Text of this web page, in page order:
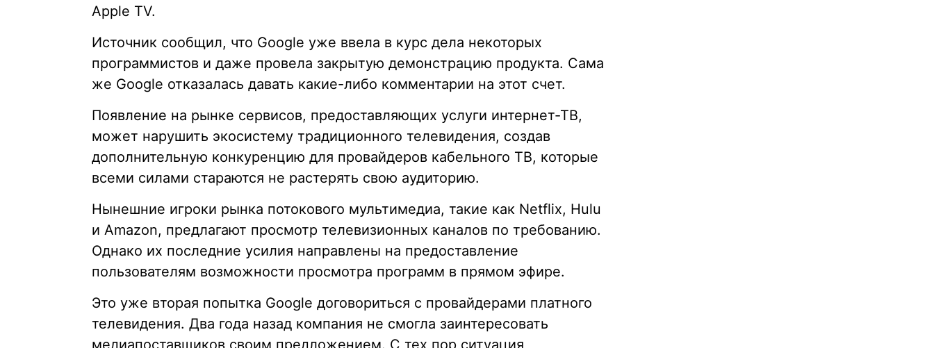
Apple TV.
Источник сообщил, что Google уже ввела в курс дела некоторых
программистов и даже провела закрытую демонстрацию продукта. Сама
же Google отказалась давать какие-либо комментарии на этот счет.
Появление на рынке сервисов, предоставляющих услуги интернет-ТВ,
может нарушить экосистему традиционного телевидения, создав
дополнительную конкуренцию для провайдеров кабельного ТВ, которые
всеми силами стараются не растерять свою аудиторию.
Нынешние игроки рынка потокового мультимедиа, такие как Netflix, Hulu
и Amazon, предлагают просмотр телевизионных каналов по требованию.
Однако их последние усилия направлены на предоставление
пользователям возможности просмотра программ в прямом эфире.
Это уже вторая попытка Google договориться с провайдерами платного
телевидения. Два года назад компания не смогла заинтересовать
медиапоставщиков своим предложением. С тех пор ситуация